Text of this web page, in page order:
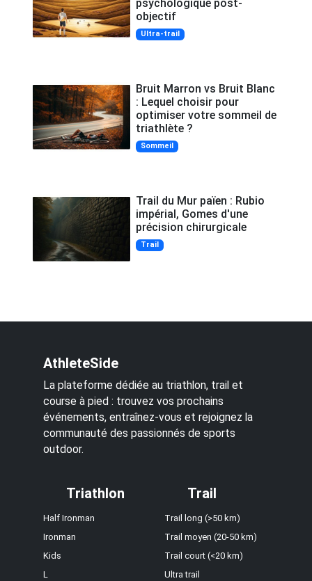
psychologique post-
objectif
Ultra-trail
Bruit Marron vs Bruit Blanc
: Lequel choisir pour
optimiser votre sommeil de
triathlète ?
Sommeil
Trail du Mur païen : Rubio
impérial, Gomes d'une
précision chirurgicale
Trail
AthleteSide
La plateforme dédiée au triathlon, trail et
course à pied : trouvez vos prochains
événements, entraînez-vous et rejoignez la
communauté des passionnés de sports
outdoor.
Triathlon
Half Ironman
Ironman
Kids
L
Trail
Trail long (>50 km)
Trail moyen (20-50 km)
Trail court (<20 km)
Ultra trail